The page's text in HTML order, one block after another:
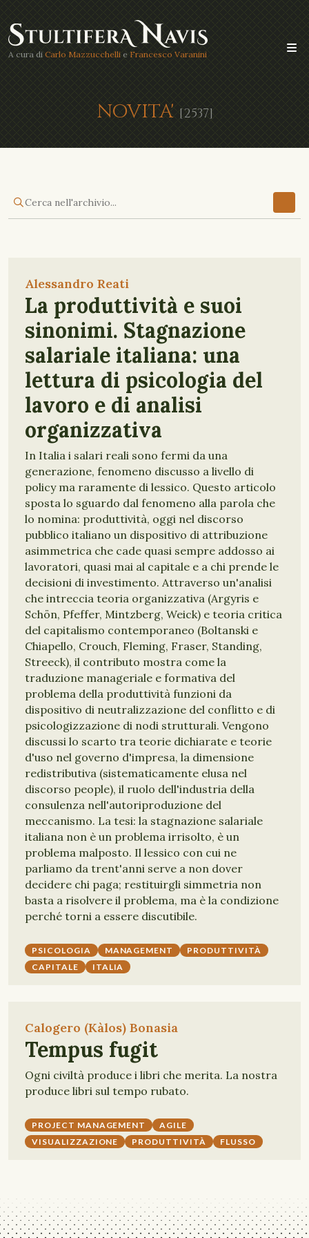
A cura di Carlo Mazzucchelli e Francesco Varanini
NOVITA' [2537]
Alessandro Reati
La produttività e suoi
sinonimi. Stagnazione
salariale italiana: una
lettura di psicologia del
lavoro e di analisi
organizzativa
In Italia i salari reali sono fermi da una
generazione, fenomeno discusso a livello di
policy ma raramente di lessico. Questo articolo
sposta lo sguardo dal fenomeno alla parola che
lo nomina: produttività, oggi nel discorso
pubblico italiano un dispositivo di attribuzione
asimmetrica che cade quasi sempre addosso ai
lavoratori, quasi mai al capitale e a chi prende le
decisioni di investimento. Attraverso un'analisi
che intreccia teoria organizzativa (Argyris e
Schön, Pfeffer, Mintzberg, Weick) e teoria critica
del capitalismo contemporaneo (Boltanski e
Chiapello, Crouch, Fleming, Fraser, Standing,
Streeck), il contributo mostra come la
traduzione manageriale e formativa del
problema della produttività funzioni da
dispositivo di neutralizzazione del conflitto e di
psicologizzazione di nodi strutturali. Vengono
discussi lo scarto tra teorie dichiarate e teorie
d'uso nel governo d'impresa, la dimensione
redistributiva (sistematicamente elusa nel
discorso people), il ruolo dell'industria della
consulenza nell'autoriproduzione del
meccanismo. La tesi: la stagnazione salariale
italiana non è un problema irrisolto, è un
problema malposto. Il lessico con cui ne
parliamo da trent'anni serve a non dover
decidere chi paga; restituirgli simmetria non
basta a risolvere il problema, ma è la condizione
perché torni a essere discutibile.
PSICOLOGIA MANAGEMENT
PRODUTTIVITÀ
CAPITALE
ITALIA
Calogero (Kàlos) Bonasia
Tempus fugit
Ogni civiltà produce i libri che merita. La nostra
produce libri sul tempo rubato.
PROJECT MANAGEMENT
AGILE
VISUALIZZAZIONE
PRODUTTIVITÀ FLUSSO